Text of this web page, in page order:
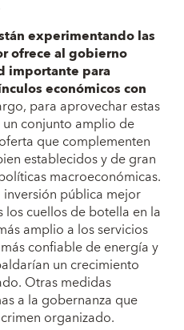
experimentando las
ofrece al gobierno
importante para
económicos con
para aprovechar estas
conjunto amplio de
que complementen
establecidos y de gran
macroeconómicas.
pública mejor
cuellos de botella en la
amplio a los servicios
confiable de energía y
un crecimiento
Otras medidas
a la gobernanza que
organizado.